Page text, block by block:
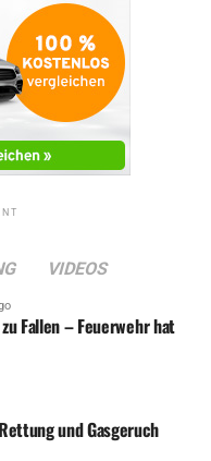
VIDEOS
Fallen – Feuerwehr hat
und Gasgeruch